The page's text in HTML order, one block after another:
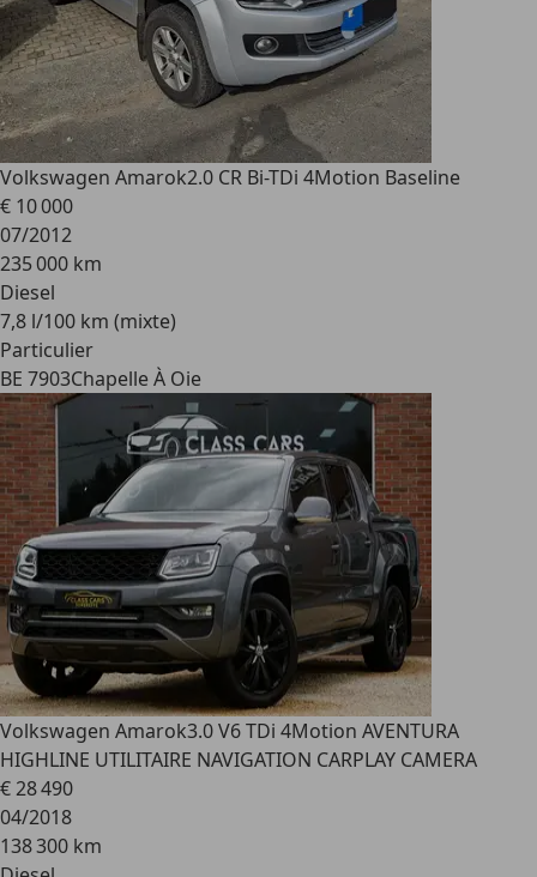
Volkswagen Amarok2.0 CR Bi-TDi 4Motion Baseline
€ 10 000
07/2012
235 000 km
Diesel
7,8 l/100 km (mixte)
Particulier
BE 7903Chapelle À Oie
Volkswagen Amarok3.0 V6 TDi 4Motion AVENTURA
HIGHLINE UTILITAIRE NAVIGATION CARPLAY CAMERA
€ 28 490
04/2018
138 300 km